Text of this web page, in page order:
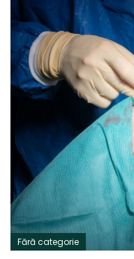
Fără categorie